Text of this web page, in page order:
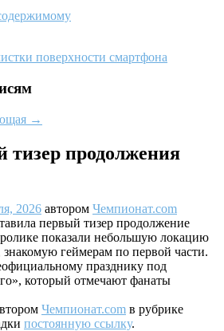
поверхности смартфона
→
продолжения
2026 автором Чемпионат.com
первый тизер продолжение
показали небольшую локацию
геймерам по первой части.
празднику под
который отмечают фанаты
Чемпионат.com в рубрике
постоянную ссылку.